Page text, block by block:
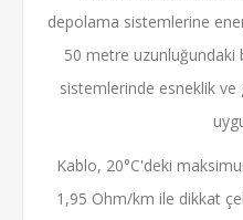
depolama sistemlerine
50 metre uzunluğundaki
sistemlerinde esneklik ve
Kablo, 20°C'deki
1,95 Ohm/km ile dikkat